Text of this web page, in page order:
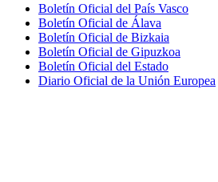
Boletín Oficial del País Vasco
Boletín Oficial de Álava
Boletín Oficial de Bizkaia
Boletín Oficial de Gipuzkoa
Boletín Oficial del Estado
Diario Oficial de la Unión Europea